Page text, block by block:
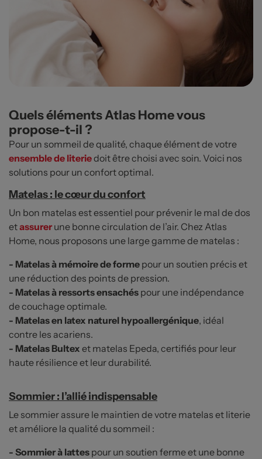
Quels éléments Atlas Home vous
propose-t-il ?
Pour un sommeil de qualité, chaque élément de votre
ensemble de literiedoit être choisi avec soin. Voici nos
solutions pour un confort optimal.
Matelas : le cœur du confort
Un bon matelas est essentiel pour prévenir le mal de dos
etassurer une bonne circulation de l’air. Chez Atlas
Home, nous proposons une large gamme de matelas :
- Matelas à mémoire de forme pour un soutien précis et
une réduction des points de pression.
- Matelas à ressorts ensachés pour une indépendance
de couchage optimale.
- Matelas en latex naturel hypoallergénique, idéal
contre les acariens.
- Matelas Bultex et matelas Epeda, certifiés pour leur
haute résilience et leur durabilité.
Sommier : l’allié indispensable
Le sommier assure le maintien de votre matelas et literie
et améliore la qualité du sommeil :
- Sommier à lattes pour un soutien ferme et une bonne